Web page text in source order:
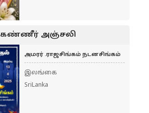
கண்ணீர் அஞ்சலி
அமரர் .ராஜசிங்கம் நடனசிங்கம்
இலங்கை
SriLanka